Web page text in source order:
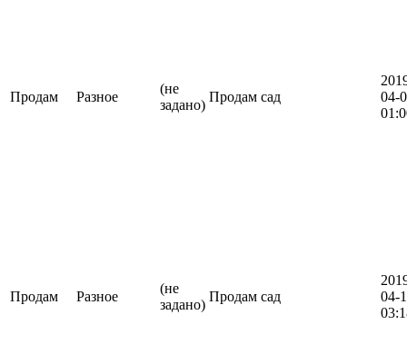
Продам Разное
(не
задано)
Продам сад
04-
Продам Разное
(не
задано)
Продам сад
04-